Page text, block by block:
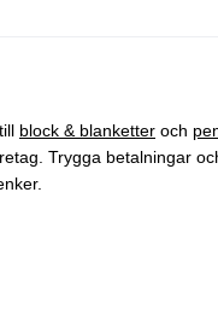
till block & blanketter och
Trygga betalningar